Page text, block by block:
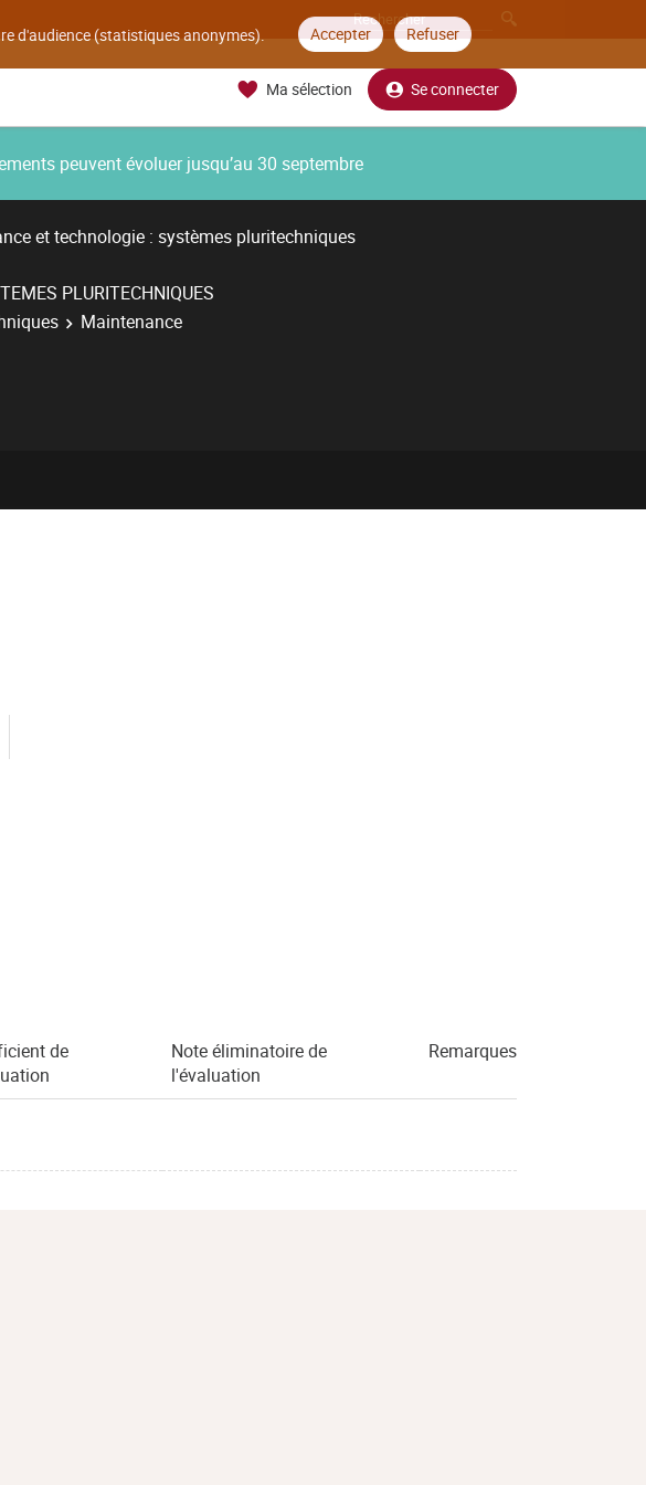
d'audience (statistiques anonymes). Accepter Refuser
Ma sélection Se connecter
peuvent évoluer jusqu’au 30 septembre
et technologie : systèmes pluritechniques
PLURITECHNIQUES
Maintenance
de
Note éliminatoire de
l'évaluation
Remarques